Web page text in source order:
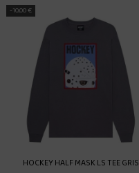
-10,00 €
HOCKEY HALF MASK LS TEE GRIS